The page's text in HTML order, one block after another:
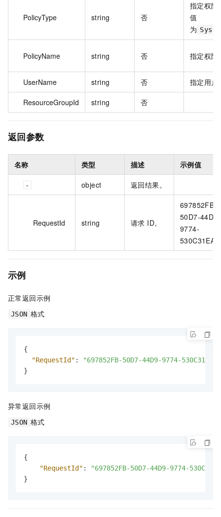
PolicyType string 否
指定权限
值
为
PolicyName string 否 指定权限
UserName string 否 指定用户
ResourceGroupId string 否
返回参数
名称 类型 描述 示例值
object 返回结果。
RequestId string 请求 ID。
697852FB-
50D7-44D9-
9774-
示例
正常返回示例
JSON 格式
{
"RequestId" :
"697852FB-50D7-44D9-9774-
}
异常返回示例
JSON 格式
{
"RequestId" :
"697852FB-50D7-44D9-9774-
}